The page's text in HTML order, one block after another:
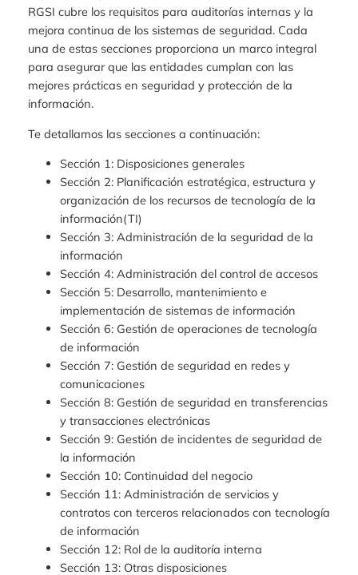
RGSI cubre los requisitos para auditorías internas y la
mejora continua de los sistemas de seguridad. Cada
una de estas secciones proporciona un marco integral
para asegurar que las entidades cumplan con las
mejores prácticas en seguridad y protección de la
información.
Te detallamos las secciones a continuación:
Sección 1: Disposiciones generales
Sección 2: Planificación estratégica, estructura y
organización de los recursos de tecnología de la
información(TI)
Sección 3: Administración de la seguridad de la
información
Sección 4: Administración del control de accesos
Sección 5: Desarrollo, mantenimiento e
implementación de sistemas de información
Sección 6: Gestión de operaciones de tecnología
de información
Sección 7: Gestión de seguridad en redes y
comunicaciones
Sección 8: Gestión de seguridad en transferencias
y transacciones electrónicas
Sección 9: Gestión de incidentes de seguridad de
la información
Sección 10: Continuidad del negocio
Sección 11: Administración de servicios y
contratos con terceros relacionados con tecnología
de información
Sección 12: Rol de la auditoría interna
Sección 13: Otras disposiciones